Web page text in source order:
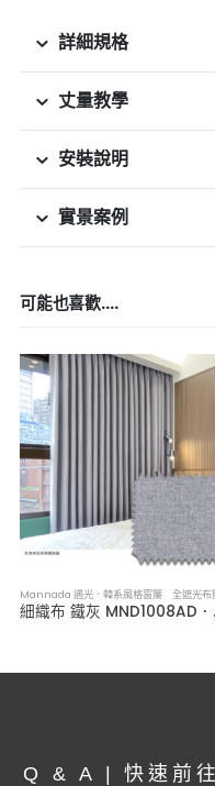
詳細規格
丈量教學
安裝說明
實景案例
可能也喜歡....
Mannada 遇光．韓系風格窗簾 全遮光布
細織
Q & A | 快速前往